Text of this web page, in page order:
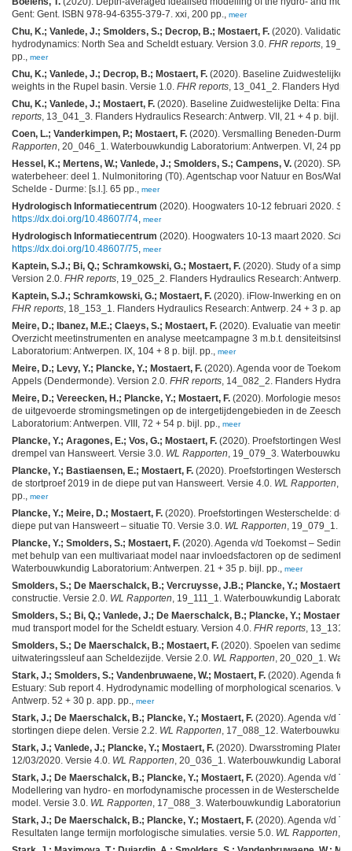
Gent: Gent. ISBN 978-94-6355-379-7. xxi, 200 pp.,
meer
Chu, K.; Vanlede, J.; Smolders, S.; Decrop, B.; Mostaert, F. (2020). Validation
hydrodynamics: North Sea and Scheldt estuary. Version 3.0. FHR reports ,
pp.,
meer
Chu, K.; Vanlede, J.; Decrop, B.; Mostaert, F. (2020). Baseline Zuidwestelijke
weights in the Rupel basin. Versie 1.0. FHR reports , 13_041_2. Flanders
Chu, K.; Vanlede, J.; Mostaert, F. (2020). Baseline Zuidwestelijke Delta: Final
reports , 13_041_3. Flanders Hydraulics Research: Antwerp. VII, 21 + 4 p. bijl.
Coen, L.; Vanderkimpen, P.; Mostaert, F. (2020). Versmalling Beneden-
Rapporten , 20_046_1. Waterbouwkundig Laboratorium: Antwerpen. VI, 24 pp.,
Hessel, K.; Mertens, W.; Vanlede, J.; Smolders, S.; Campens, V. (2020).
waterbeheer: deel 1. Nulmonitoring (T0). Agentschap voor Natuur en Bos/
Schelde - Durme: [s.l.]. 65 pp.,
meer
Hydrologisch Informatiecentrum (2020). Hoogwaters 10-12 februari 2020.
https://dx.doi.org/10.48607/74 meer
Hydrologisch Informatiecentrum (2020). Hoogwaters 10-13 maart 2020.
https://dx.doi.org/10.48607/75 meer
Kaptein, S.J.; Bi, Q.; Schramkowski, G.; Mostaert, F. (2020). Study of a
Version 2.0. FHR reports , 19_025_2. Flanders Hydraulics Research: Antwerp.
Kaptein, S.J.; Schramkowski, G.; Mostaert, F. (2020). iFlow-Inwerking en
FHR reports , 18_153_1. Flanders Hydraulics Research: Antwerp. 24 + 3 p.
Meire, D.; Ibanez, M.E.; Claeys, S.; Mostaert, F. (2020). Evaluatie van
Overzicht meetinstrumenten en analyse meetcampagne 3 m.b.t.
Laboratorium: Antwerpen. IX, 104 + 8 p. bijl. pp.,
meer
Meire, D.; Levy, Y.; Plancke, Y.; Mostaert, F. (2020). Agenda voor de
Appels (Dendermonde). Version 2.0. FHR reports , 14_082_2. Flanders
Meire, D.; Vereecken, H.; Plancke, Y.; Mostaert, F. (2020). Morfologie
de uitgevoerde stromingsmetingen op de intergetijdengebieden in de
Laboratorium: Antwerpen. VIII, 72 + 54 p. bijl. pp.,
meer
Plancke, Y.; Aragones, E.; Vos, G.; Mostaert, F. (2020). Proefstortingen
drempel van Hansweert. Versie 3.0. WL Rapporten , 19_079_3.
Plancke, Y.; Bastiaensen, E.; Mostaert, F. (2020). Proefstortingen
de stortproef 2019 in de diepe put van Hansweert. Versie 4.0. WL Rapporten
pp.,
meer
Plancke, Y.; Meire, D.; Mostaert, F. (2020). Proefstortingen Westerschelde:
diepe put van Hansweert – situatie T0. Versie 3.0. WL Rapporten , 19_079_1.
Plancke, Y.; Smolders, S.; Mostaert, F. (2020). Agenda v/d Toekomst –
met behulp van een multivariaat model naar invloedsfactoren op de
Waterbouwkundig Laboratorium: Antwerpen. 21 + 35 p. bijl. pp.,
meer
Smolders, S.; De Maerschalck, B.; Vercruysse, J.B.; Plancke, Y.; Mostaert, F.
constructie. Versie 2.0. WL Rapporten , 19_111_1. Waterbouwkundig
Smolders, S.; Bi, Q.; Vanlede, J.; De Maerschalck, B.; Plancke, Y.; Mostaert,
mud transport model for the Scheldt estuary. Version 4.0. FHR reports ,
Smolders, S.; De Maerschalck, B.; Mostaert, F. (2020). Spoelen van
uitwateringssleuf aan Scheldezijde. Versie 2.0. WL Rapporten , 20_020_1.
Stark, J.; Smolders, S.; Vandenbruwaene, W.; Mostaert, F. (2020). Agenda for
Estuary: Sub report 4. Hydrodynamic modelling of morphological scenarios.
Antwerp. 52 + 30 p. app. pp.,
meer
Stark, J.; De Maerschalck, B.; Plancke, Y.; Mostaert, F. (2020). Agenda v/d
stortingen diepe delen. Versie 2.2. WL Rapporten , 17_088_12.
Stark, J.; Vanlede, J.; Plancke, Y.; Mostaert, F. (2020). Dwarsstroming Platen
12/03/2020. Versie 4.0. WL Rapporten , 20_036_1. Waterbouwkundig
Stark, J.; De Maerschalck, B.; Plancke, Y.; Mostaert, F. (2020). Agenda v/d
Modellering van hydro- en morfodynamische processen in de Westerschelde
model. Versie 3.0. WL Rapporten , 17_088_3. Waterbouwkundig Laboratorium:
Stark, J.; De Maerschalck, B.; Plancke, Y.; Mostaert, F. (2020). Agenda v/d
Resultaten lange termijn morfologische simulaties. versie 5.0. WL Rapporten